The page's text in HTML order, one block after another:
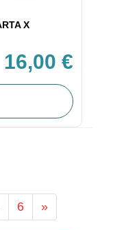
X
16,00 €
6 »